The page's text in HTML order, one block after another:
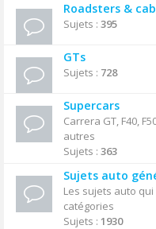
Roadsters &
Sujets : 395
GTs
Sujets : 728
Supercars
Carrera GT, F40,
autres
Sujets : 363
Sujets auto
Les sujets auto
catégories
Sujets : 1930